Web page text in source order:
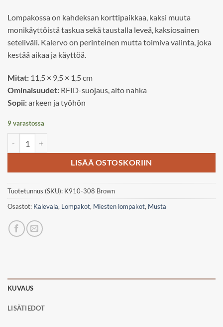
Lompakossa on kahdeksan korttipaikkaa, kaksi muuta
monikäyttöistä taskua sekä taustalla leveä, kaksiosainen
seteliväli. Kalervo on perinteinen mutta toimiva valinta, joka
kestää aikaa ja käyttöä.
Mitat: 11,5 × 9,5 × 1,5 cm
Ominaisuudet: RFID-suojaus, aito nahka
Sopii:arkeen ja työhön
9 varastossa
LISÄÄ OSTOSKORIIN
Tuotetunnus (SKU): K910-308 Brown
Osastot: Kalevala, Lompakot, Miesten lompakot, Musta
KUVAUS
LISÄTIEDOT